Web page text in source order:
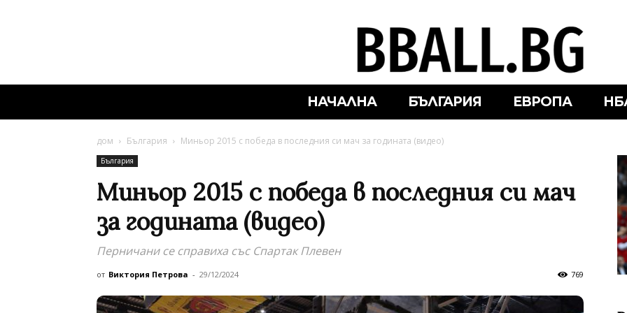
НАЧАЛНА БЪЛГАРИЯ ЕВРОПА
дом България Миньор 2015 с победа в последния си мач за годината (видео)
България
Миньор 2015 с победа в последния си мач
за годината (видео)
Перничани се справиха със Спартак Плевен
от Виктория Петрова - 29/12/2024 769